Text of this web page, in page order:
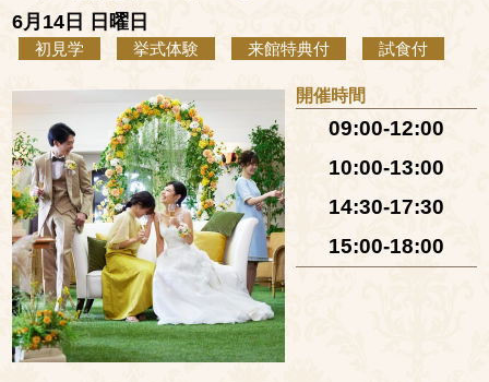
6月14日 日曜日
初見学 挙式体験 来館特典付 試食付
開催時間
09:00-12:00
10:00-13:00
14:30-17:30
15:00-18:00